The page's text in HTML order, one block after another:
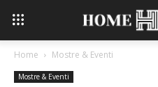
Home Mostre & Eventi
Mostre & Eventi